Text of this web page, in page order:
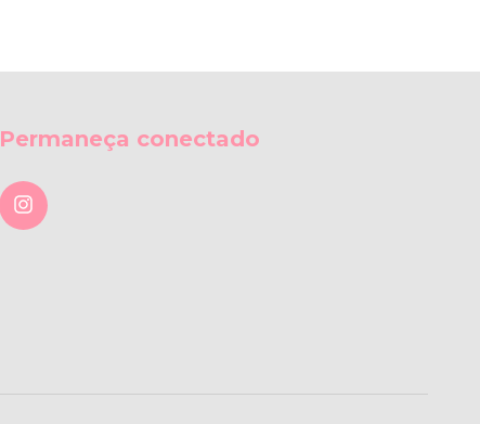
Permaneça conectado